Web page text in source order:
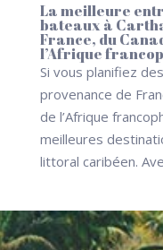
La meilleure
bateaux à
France, du
l’Afrique
Si vous planifiez
provenance de
de l’Afrique
meilleures
littoral caribéen.